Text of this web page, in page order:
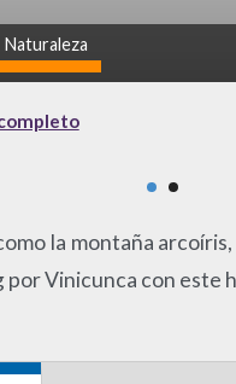
Naturaleza
la montaña
Vinicunca con este